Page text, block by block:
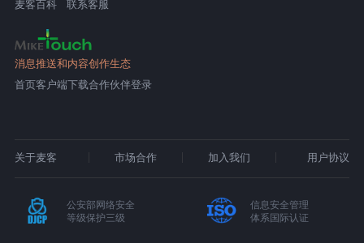
麦客百科
联系客服
消息推送和内容创作生态
首页客户端下载合作伙伴登录
关于麦客 市场合作 加入我们 用户协议
公安部网络安全
等级保护三级
信息安全管理
体系国际认证